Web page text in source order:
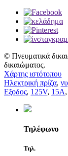
© Πνευματικά
δικαιώματος.
Χάρτης ιστότοπου
Ηλεκτρική πρίζα,
Εξοδος, 125V, 15Α,
Τηλέφωνο
Τηλ.